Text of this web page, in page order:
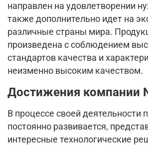
направлен на удовлетворении
также дополнительно идет на
различные страны мира.
произведена с соблюдением
стандартов качества и
неизменно высоким качеством.
Достижения компании
В процессе своей деятельности
постоянно развивается,
интересные технологические